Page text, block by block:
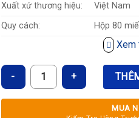
Xuất xứ thương hiệu:
Việt Nam
Quy cách:
Hộp 80
Công dụng:
Bông tẩy
thiên
mại,
Miếng
logo niva
hút, nhẹ
Xem
Bông Tẩy Trang Đa Dụng Niva -
MUA